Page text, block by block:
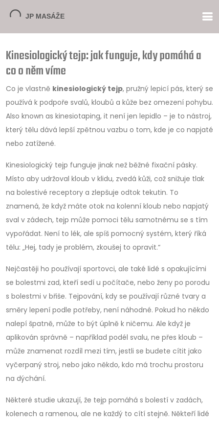
Kinesiologický tejp: jak funguje, kdy pomáhá a
co o něm víme
Co je vlastně kinesiologický tejp, pružný lepicí pás, který se
používá k podpoře svalů, kloubů a kůže bez omezení pohybu.
Also known as kinesiotaping, it není jen lepidlo – je to nástroj,
který tělu dává lepší zpětnou vazbu o tom, kde je co napjaté
nebo zatížené.
Kinesiologický tejp funguje jinak než běžné fixační pásky.
Místo aby udržoval kloub v klidu, zvedá kůži, což snižuje tlak
na bolestivé receptory a zlepšuje odtok tekutin. To
znamená, že když máte otok na kolenní kloub nebo napjatý
sval v zádech, tejp může pomoci tělu samotnému se s tím
vypořádat. Není to lék, ale spíš pomocný systém, který říká
tělu: „Hej, tady je problém, zkoušej to opravit.“
Nejčastěji ho používají sportovci, ale také lidé s opakujícími
se bolestmi zad, kteří sedí u počítače, nebo ženy po porodu
s bolestmi v břiše. Tejpování, kdy se používají různé tvary a
směry lepení podle potřeby, není náhodné. Pokud ho někdo
nalepí špatně, může to být úplně k ničemu. Ale když je
aplikován správně – například podél svalu, ne přes kloub –
může znamenat rozdíl mezi tím, jestli se budete cítit jako
vyčerpaný stroj, nebo jako někdo, kdo má trochu prostoru
na dýchání.
Některé studie ukazují, že tejp pomáhá s bolestí v zadách,
kolenech a ramenou, ale ne každý to cítí stejně. Někteří lidé